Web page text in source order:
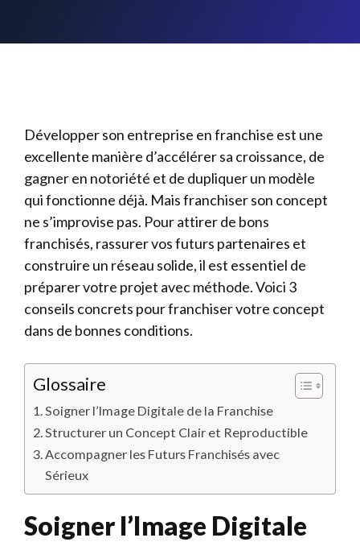
Développer son entreprise en franchise est une
excellente manière d’accélérer sa croissance, de
gagner en notoriété et de dupliquer un modèle
qui fonctionne déjà. Mais franchiser son concept
ne s’improvise pas. Pour attirer de bons
franchisés, rassurer vos futurs partenaires et
construire un réseau solide, il est essentiel de
préparer votre projet avec méthode. Voici 3
conseils concrets pour franchiser votre concept
dans de bonnes conditions.
Glossaire
Soigner l’Image Digitale de la Franchise
Structurer un Concept Clair et Reproductible
Accompagner les Futurs Franchisés avec
Sérieux
Soigner l’Image Digitale